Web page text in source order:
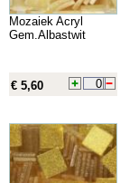
Mozaiek Acryl
Gem.Albastwit
€ 5,60